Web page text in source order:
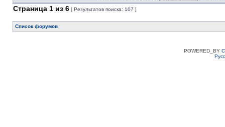
Страница 1 из 6 [ Результатов поиска: 107 ]
Список форумов
POWERED_BY